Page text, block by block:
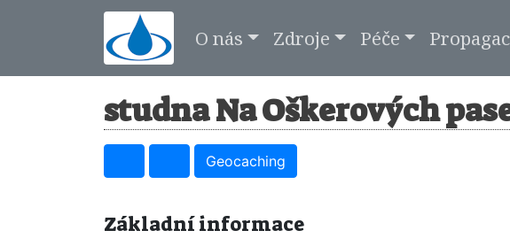
O nás Zdroje Péče
studna Na Oškerových
Geocaching
Základní informace